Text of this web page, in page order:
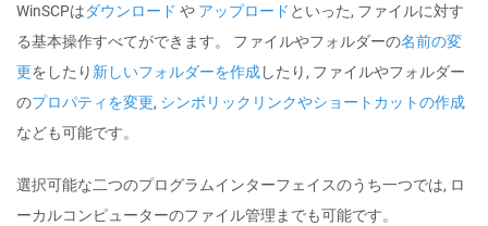
WinSCPはダウンロード や アップロード といった, ファイルに対す
る基本操作すべてができます。 ファイルやフォルダーの名前の変
更をしたり 新しいフォルダーを作成したり, ファイルやフォルダー
のプロパティを変更, シンボリックリンクやショートカットの作成
なども可能です。
選択可能な二つのプログラムインターフェイスのうち一つでは, ロ
ーカルコンピューターのファイル管理までも可能です。